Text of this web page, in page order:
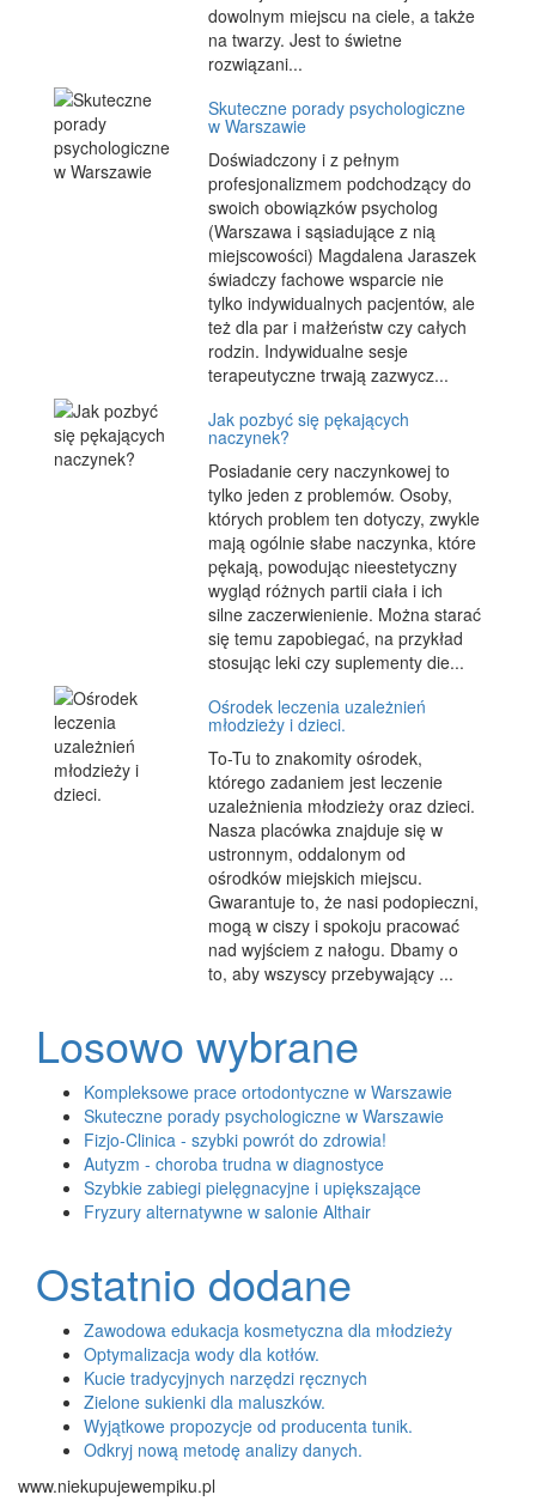
dowolnym miejscu na ciele, a także
na twarzy. Jest to świetne
rozwiązani...
Skuteczne porady psychologiczne
w Warszawie
Doświadczony i z pełnym
profesjonalizmem podchodzący do
swoich obowiązków psycholog
(Warszawa i sąsiadujące z nią
miejscowości) Magdalena Jaraszek
świadczy fachowe wsparcie nie
tylko indywidualnych pacjentów, ale
też dla par i małżeństw czy całych
rodzin. Indywidualne sesje
terapeutyczne trwają zazwycz...
Jak pozbyć się pękających
naczynek?
Posiadanie cery naczynkowej to
tylko jeden z problemów. Osoby,
których problem ten dotyczy, zwykle
mają ogólnie słabe naczynka, które
pękają, powodując nieestetyczny
wygląd różnych partii ciała i ich
silne zaczerwienienie. Można starać
się temu zapobiegać, na przykład
stosując leki czy suplementy die...
Ośrodek leczenia uzależnień
młodzieży i dzieci.
To-Tu to znakomity ośrodek,
którego zadaniem jest leczenie
uzależnienia młodzieży oraz dzieci.
Nasza placówka znajduje się w
ustronnym, oddalonym od
ośrodków miejskich miejscu.
Gwarantuje to, że nasi podopieczni,
mogą w ciszy i spokoju pracować
nad wyjściem z nałogu. Dbamy o
to, aby wszyscy przebywający ...
Losowo wybrane
Kompleksowe prace ortodontyczne w Warszawie
Skuteczne porady psychologiczne w Warszawie
Fizjo-Clinica - szybki powrót do zdrowia!
Autyzm - choroba trudna w diagnostyce
Szybkie zabiegi pielęgnacyjne i upiększające
Fryzury alternatywne w salonie Althair
Ostatnio dodane
Zawodowa edukacja kosmetyczna dla młodzieży
Optymalizacja wody dla kotłów.
Kucie tradycyjnych narzędzi ręcznych
Zielone sukienki dla maluszków.
Wyjątkowe propozycje od producenta tunik.
Odkryj nową metodę analizy danych.
www.niekupujewempiku.pl